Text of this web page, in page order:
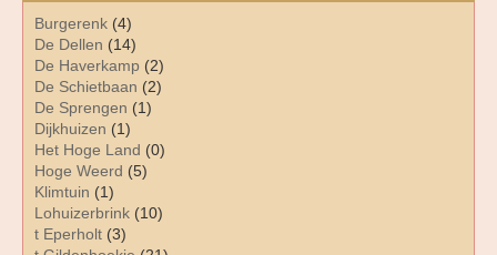
Burgerenk (4)
De Dellen (14)
De Haverkamp (2)
De Schietbaan (2)
De Sprengen (1)
Dijkhuizen (1)
Het Hoge Land (0)
Hoge Weerd (5)
Klimtuin (1)
Lohuizerbrink (10)
t Eperholt (3)